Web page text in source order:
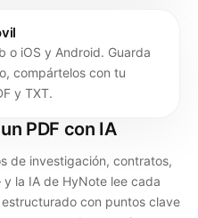
o iOS y Android. Guarda
compártelos con tu
y TXT.
PDF con IA
de investigación, contratos,
la IA de HyNote lee cada
con puntos clave